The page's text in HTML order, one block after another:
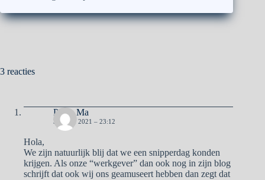
3 reacties
Pa en Ma
30 JUNI 2021 – 23:12
Hola,
We zijn natuurlijk blij dat we een snipperdag konden
krijgen. Als onze “werkgever” dan ook nog in zijn blog
schrijft dat ook wij ons geamuseert hebben dan zegt dat